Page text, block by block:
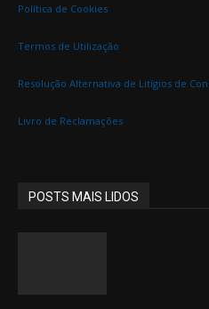
Política de Cookies
Termos de Utilização
Resolução Alternativa de Litígios de
Livro de Reclamações
POSTS MAIS LIDOS